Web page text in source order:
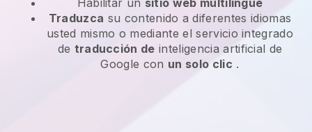
Traduzca su contenido a diferentes idiomas
usted mismo o mediante el servicio integrado
de traducción de inteligencia artificial de
Google con un solo clic .